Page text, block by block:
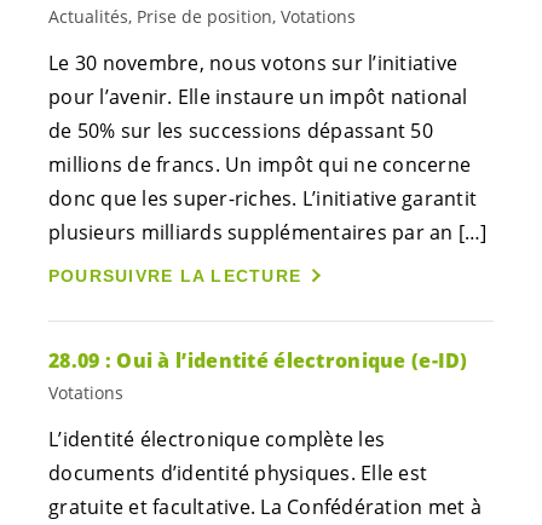
Actualités, Prise de position, Votations
Le 30 novembre, nous votons sur l’initiative
pour l’avenir. Elle instaure un impôt national
de 50% sur les successions dépassant 50
millions de francs. Un impôt qui ne concerne
donc que les super-riches. L’initiative garantit
plusieurs milliards supplémentaires par an […]
POURSUIVRE LA LECTURE
28.09 : Oui à l’identité électronique (e-ID)
Votations
L’identité électronique complète les
documents d’identité physiques. Elle est
gratuite et facultative. La Confédération met à